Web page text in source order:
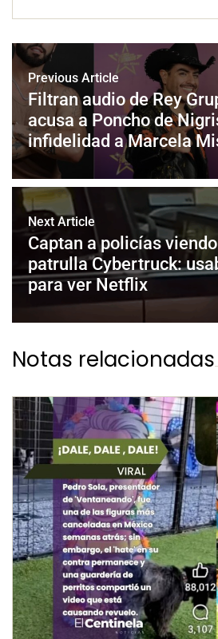
Previous Article
Filtran audio de Rey
acusa a Poncho de
infidelidad a Marcela
Next Article
Captan a policías
patrulla Cybertruck:
para ver Netflix
Notas relacionadas